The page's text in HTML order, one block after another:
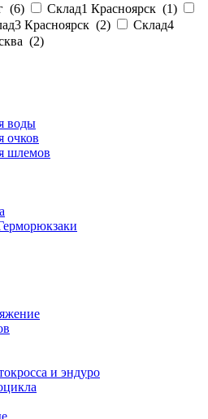
(6) Склад1 Красноярск (1)
Красноярск (2)
Склад4
(2)
воды
очков
шлемов
и эндуро